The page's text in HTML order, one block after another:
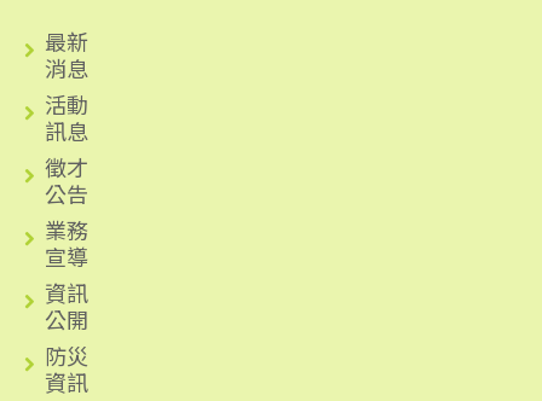
最新
消息
活動
訊息
徵才
公告
業務
宣導
資訊
公開
防災
資訊